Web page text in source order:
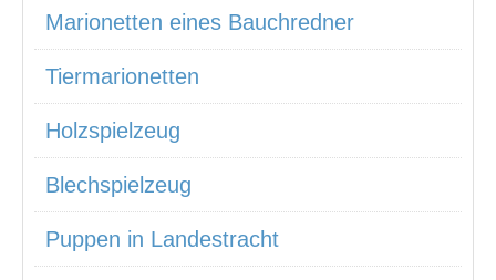
Marionetten eines Bauchredner
Tiermarionetten
Holzspielzeug
Blechspielzeug
Puppen in Landestracht